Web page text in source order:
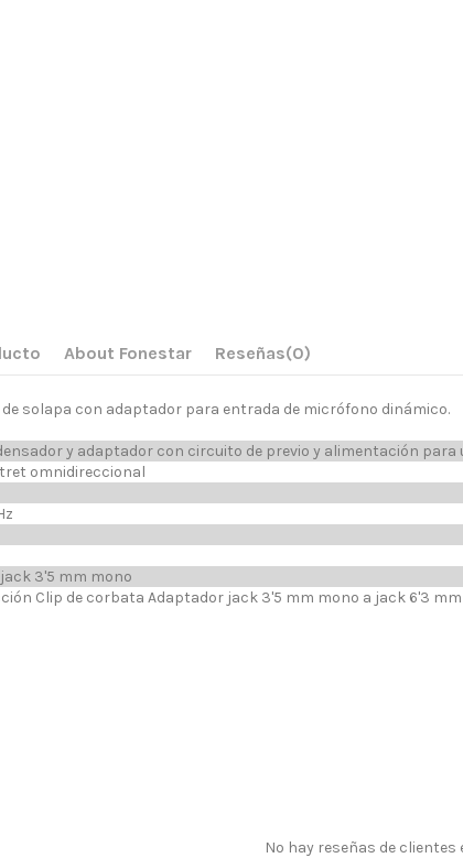
About Fonestar Reseñas(0)
solapa con adaptador para entrada de micrófono dinámico.
y adaptador con circuito de previo y alimentación
omnidireccional
3'5 mm mono
Clip de corbata Adaptador jack 3'5 mm mono a jack 6'3
No hay reseñas de clientes